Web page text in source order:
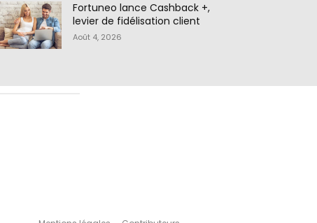
Fortuneo lance Cashback +,
levier de fidélisation client
Août 4, 2026